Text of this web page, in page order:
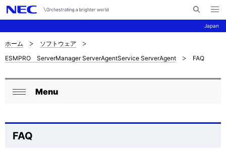
Japan
イ
メ
ニ
ュ
ナ
ビ
ゲ
ョ
サ
イ
ト
の
現
ホーム
ソフトウェア
ESMPRO ServerManager ServerAgentService ServerAgent
FAQ
ロ
カ
Menu
FAQ